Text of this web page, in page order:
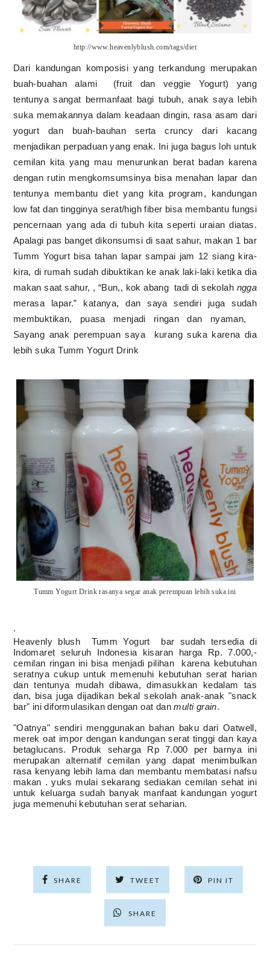
http://www.heavenlyblush.com/tags/diet
Dari kandungan komposisi yang terkandung merupakan
buah-buahan alami
(fruit dan veggie Yogurt) yang
tentunya sangat bermanfaat bagi tubuh, anak saya lebih
suka memakannya dalam keadaan dingin, rasa asam dari
yogurt dan buah-bauhan serta cruncy dari kacang
menjadikan perpaduan yang enak. Ini juga bagus loh untuk
cemilan kita yang mau menurunkan berat badan karena
dengan rutin mengkomsumsinya bisa menahan lapar dan
tentunya membantu diet yang kita program, kandungan
low fat dan tingginya serat/high fiber bisa membantu fungsi
pencernaan yang ada di tubuh kita seperti uraian diatas.
Apalagi pas banget dikonsumsi di saat sahur, makan 1 bar
Tumm Yogurt bisa tahan lapar sampai jam 12 siang kira-
kira, di rumah sudah dibuktikan ke anak laki-laki ketika dia
makan saat sahur, , “Bun,, kok abang tadi di sekolah ngga
merasa lapar.” katanya, dan saya sendiri juga sudah
membuktikan, puasa menjadi ringan dan nyaman,
Sayang anak perempuan saya kurang suka karena dia
lebih sukaTumm Yogurt Drink
Tumm Yogurt Drink rasanya segar anak perempuan lebih suka ini
.
Heavenly blush
Tumm Yogurt bar sudah tersedia di
Indomaret seluruh Indonesia kisaran harga Rp. 7.000,-
cemilan ringan ini bisa menjadi pilihan
karena kebutuhan
seratnya cukup untuk memenuhi kebutuhan serat harian
dan tentunya mudah dibawa, dimasukkan kedalam tas
dan, bisa juga dijadikan bekal sekolah anak-anak "snack
bar" ini diformulasikan dengan oat danmulti grain.
"Oatnya" sendiri menggunakan bahan baku dari Oatwell,
merek oat impor dengan kandungan serat tinggi dan kaya
betaglucans. Produk seharga Rp 7.000 per barnya ini
merupakan alternatif cemilan yang dapat menimbulkan
rasa kenyang lebih lama dan membantu membatasi nafsu
makan . yuks mulai sekarang sediakan cemilan sehat ini
untuk keluarga sudah banyak manfaat kandungan yogurt
juga memenuhi kebutuhan serat seharian.
SHARE TWEET PIN IT
SHARE